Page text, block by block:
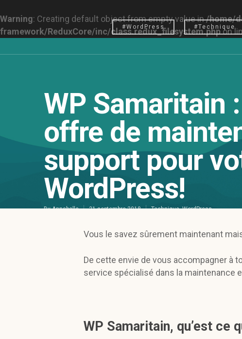
Warning: Creating default object from empty value in/home/
framework/ReduxCore/inc/class.redux_filesystem.phpon
#WordPress #Technique
WP Samaritain
offre de
support pour
WordPress!
ByAnnabelle 21 septembre 2018 Technique,WordPress
Vous le savez sûrement maintenant
De cette envie de vous accompagner à
service spécialisé dans la maintenance
WP Samaritain, qu’est ce